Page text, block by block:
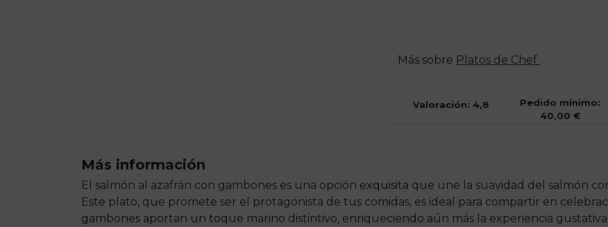
Más sobre Platos de Chef
Valoración: 4,8
Pedido mínimo:
40,00 €
Más información
El salmón al azafrán con gambones es una opción exquisita que une la suavidad del salmón
Este plato, que promete ser el protagonista de tus comidas, es ideal para compartir en
gambones aportan un toque marino distintivo, enriqueciendo aún más la experiencia